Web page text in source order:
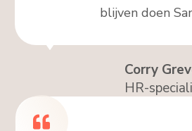
blijven doen
Corry
HR-